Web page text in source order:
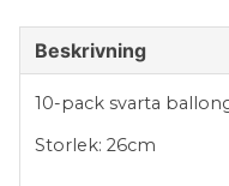
Beskrivning
10-pack svarta
Storlek: 26cm